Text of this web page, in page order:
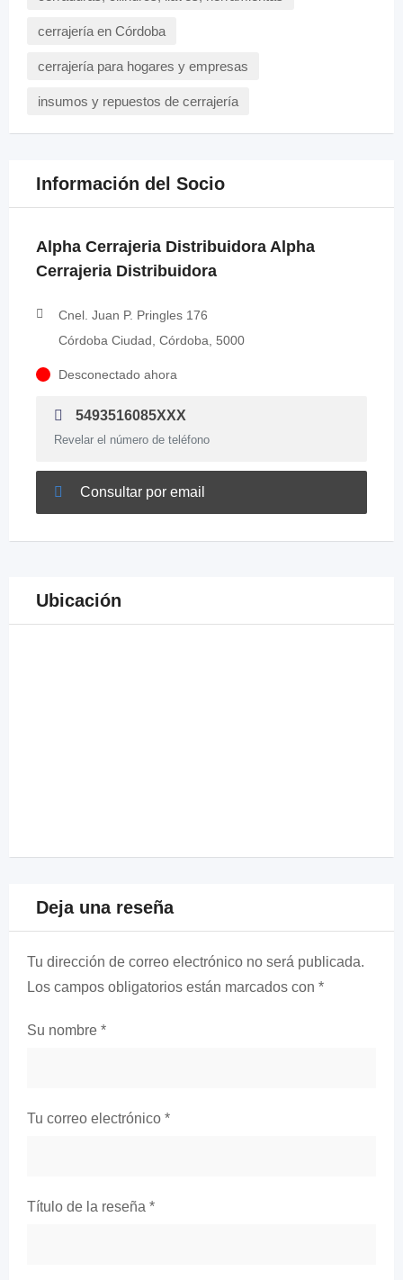
cerrajería en Córdoba
cerrajería para hogares y empresas
insumos y repuestos de cerrajería
Información del Socio
Alpha Cerrajeria Distribuidora Alpha
Cerrajeria Distribuidora
Cnel. Juan P. Pringles 176
Córdoba Ciudad, Córdoba, 5000
Desconectado ahora
5493516085XXX
Revelar el número de teléfono
Consultar por email
Ubicación
Deja una reseña
Tu dirección de correo electrónico no será publicada.
Los campos obligatorios están marcados con *
Su nombre *
Tu correo electrónico *
Título de la reseña *